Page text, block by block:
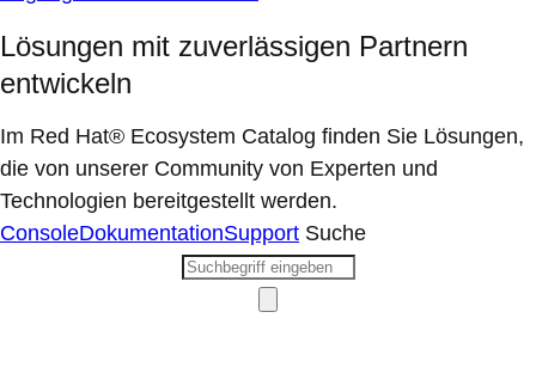
Lösungen mit zuverlässigen Partnern
entwickeln
Im Red Hat® Ecosystem Catalog finden Sie Lösungen,
die von unserer Community von Experten und
Technologien bereitgestellt werden.
ConsoleDokumentationSupport Suche